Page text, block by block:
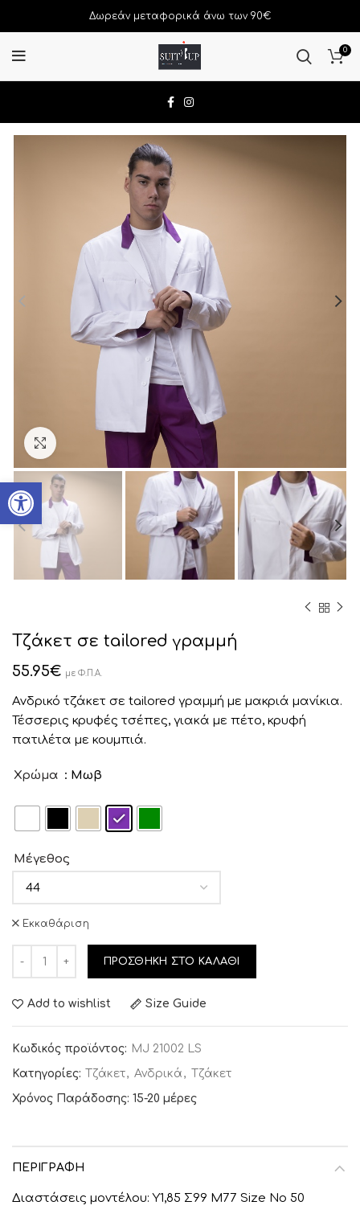
Ανοίξτε τη γραμμή εργαλείων
Δωρεάν μεταφορικά άνω των 90€
0
Click to enlarge
Tζάκετ σε tailored γραμμή
55.95€ με Φ.Π.Α.
Ανδρικό τζάκετ σε tailored γραμμή με μακριά μανίκια.
Τέσσερις κρυφές τσέπες, γιακά με πέτο, κρυφή
πατιλέτα με κουμπιά.
Χρώμα : Μωβ
Μέγεθος
Εκκαθάριση
ΠΡΟΣΘΉΚΗ ΣΤΟ ΚΑΛΆΘΙ
Add to wishlist Size Guide
Κωδικός προϊόντος: MJ 21002 LS
Κατηγορίες: Τζάκετ, Ανδρικά , Τζάκετ
Χρόνος Παράδοσης: 15-20 μέρες
ΠΕΡΙΓΡΑΦΉ
Διαστάσεις μοντέλου: Υ1,85 Σ99 Μ77 Size No 50